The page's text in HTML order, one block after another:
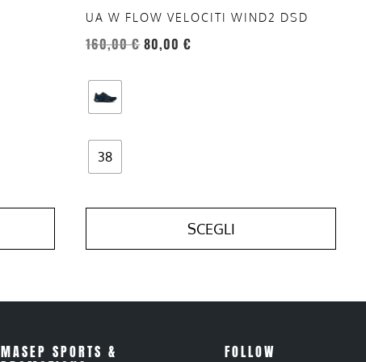
UA W FLOW VELOCITI WIND2 DSD
160,00€ 80,00€
38
SCEGLI
del
prodotto
MASEP SPORTS & FOLLOW